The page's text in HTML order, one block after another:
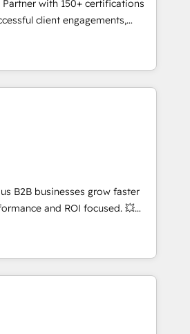
les visiteurs en
de
marketing (SEO, SEA,
marketing, ABM, IA,
HubSpot réussies - 40
certifications HubSpot
with 150+ certifications
client engagements,
complexity into
growth. From onboarding to
our in-house team
that drive long-term
and automation setup •
and data cleanups •
integrations 📈 End-to-
• Lifecycle marketing and
• Sales enablement tools
• Retention strategies with
and 2,000+
expertise across marketing,
B2B businesses grow faster
and ROI focused. 💥
partner that can help you
work with your teams to
challenges and improve user
and marketing results.
and optimising your